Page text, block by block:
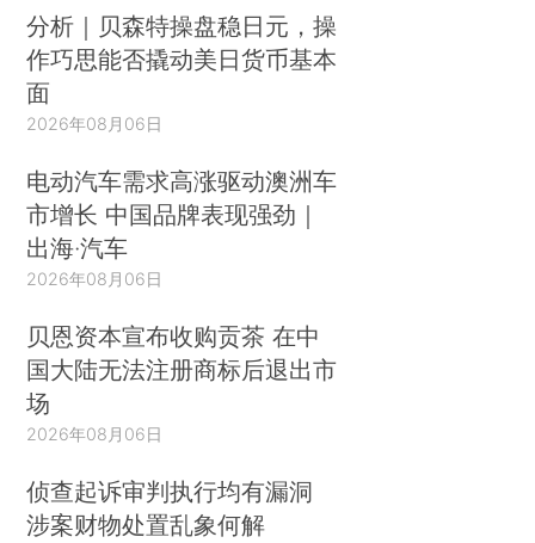
分析｜贝森特操盘稳日元，操
作巧思能否撬动美日货币基本
面
2026年08月06日
电动汽车需求高涨驱动澳洲车
市增长 中国品牌表现强劲｜
出海·汽车
2026年08月06日
贝恩资本宣布收购贡茶 在中
国大陆无法注册商标后退出市
场
2026年08月06日
侦查起诉审判执行均有漏洞
涉案财物处置乱象何解